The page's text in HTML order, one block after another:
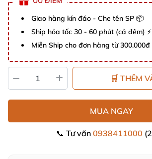
Giao hàng kín đáo - Che tên SP 📦
Ship hỏa tốc 30 - 60 phút (cả đêm) ⚡
Miễn Ship cho đơn hàng từ 300.000đ
🛒 THÊM
MUA NGAY
📞 Tư vấn 0938411000